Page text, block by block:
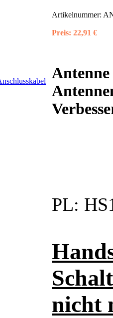
Artikelnummer:
Preis: 22,91 €
PL:
nicht